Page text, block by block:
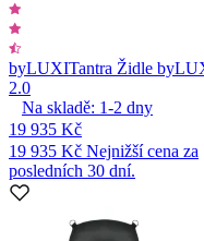
byLUXITantra Židle
2.0
Na skladě: 1-2 dny
19 935 Kč
19 935 Kč Nejnižší cena za
posledních 30 dní.